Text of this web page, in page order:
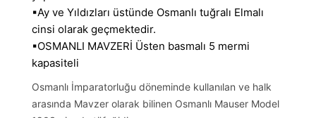
▪︎Ay ve Yıldızları üstünde Osmanlı tuğralı Elmalı
cinsi olarak geçmektedir.
▪︎OSMANLI MAVZERİ Üsten basmalı 5 mermi
kapasiteli
Osmanlı İmparatorluğu döneminde kullanılan ve halk
arasında Mavzer olarak bilinen Osmanlı Mauser Model